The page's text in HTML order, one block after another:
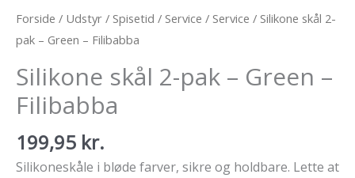
Forside / Udstyr / Spisetid / Service / Service / Silikone skål 2-
pak – Green – Filibabba
Silikone skål 2-pak – Green –
Filibabba
199,95 kr.
Silikoneskåle i bløde farver, sikre og holdbare. Lette at